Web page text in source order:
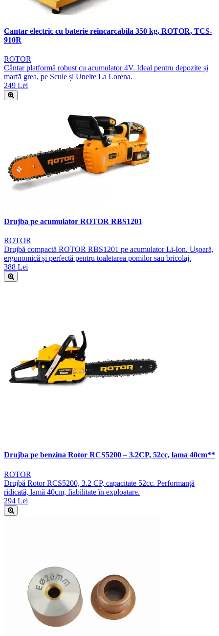
Cantar electric cu baterie reincarcabila 350 kg, ROTOR, TCS-
910R
ROTOR
Cântar platformă robust cu acumulator 4V. Ideal pentru depozite și
marfă grea, pe Scule și Unelte La Lorena.
249 Lei
Drujba pe acumulator ROTOR RBS1201
ROTOR
Drujbă compactă ROTOR RBS1201 pe acumulator Li-Ion. Ușoară,
ergonomică și perfectă pentru toaletarea pomilor sau bricolaj.
388 Lei
Drujba pe benzina Rotor RCS5200 – 3.2CP, 52cc, lama 40cm**
ROTOR
Drujbă Rotor RCS5200, 3.2 CP, capacitate 52cc. Performanță
ridicată, lamă 40cm, fiabilitate în exploatare.
294 Lei